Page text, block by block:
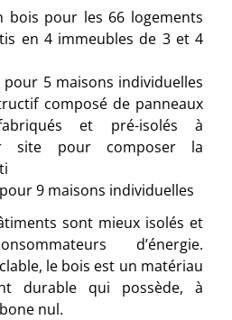
bois pour les 66 logements
en 4 immeubles de 3 et 4
pour 5 maisons individuelles
composé de panneaux
et pré-isolés à
site pour composer la
9 maisons individuelles
sont mieux isolés et
d’énergie.
le bois est un matériau
durable qui possède, à
nul.